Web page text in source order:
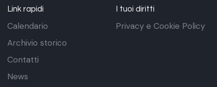
Link rapidi
Calendario
Archivio storico
Contatti
News
I tuoi diritti
Privacy e Cookie Policy